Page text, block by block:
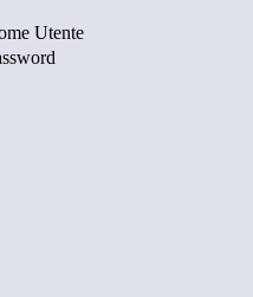
Utente